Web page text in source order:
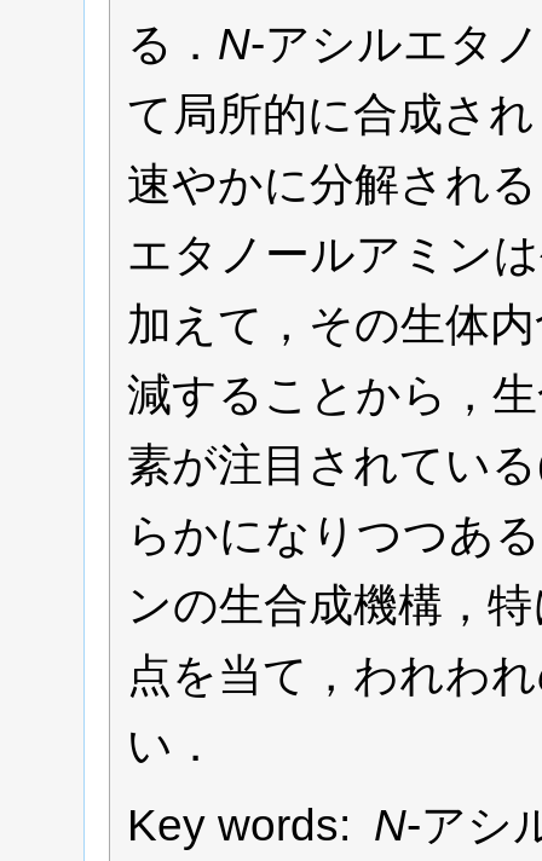
る． N-アシルエタ
て局所的に合成さ
速やかに分解され
エタノールアミン
加えて，その生体
減することから，
素が注目されている
らかになりつつある
ンの生合成機構，
点を当て，われわ
い．
Key words: N-アシ